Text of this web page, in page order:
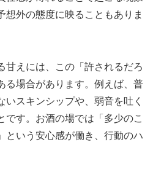
想外の態度に映ることもありま
甘えには、この「許されるだろ
る場合があります。例えば、普
いスキンシップや、弱音を吐く
です。お酒の場では「多少のこ
という安心感が働き、行動のハ